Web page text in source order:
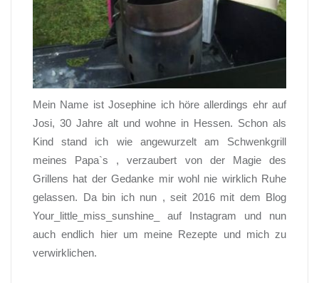
Mein Name ist Josephine ich höre allerdings ehr auf
Josi, 30 Jahre alt und wohne in Hessen. Schon als
Kind stand ich wie angewurzelt am Schwenkgrill
meines Papa`s , verzaubert von der Magie des
Grillens hat der Gedanke mir wohl nie wirklich Ruhe
gelassen. Da bin ich nun , seit 2016 mit dem Blog
Your_little_miss_sunshine_ auf Instagram und nun
auch endlich hier um meine Rezepte und mich zu
verwirklichen.